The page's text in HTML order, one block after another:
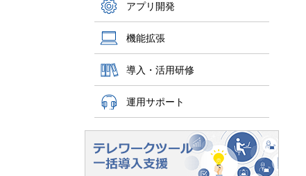
アプリ開発
機能拡張
導入・活用研修
運用サポート